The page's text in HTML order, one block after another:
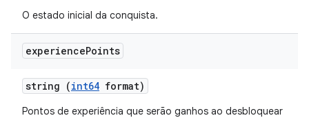
O estado inicial da conquista.
experiencePoints
string (int64 format)
Pontos de experiência que serão ganhos ao desbloquear